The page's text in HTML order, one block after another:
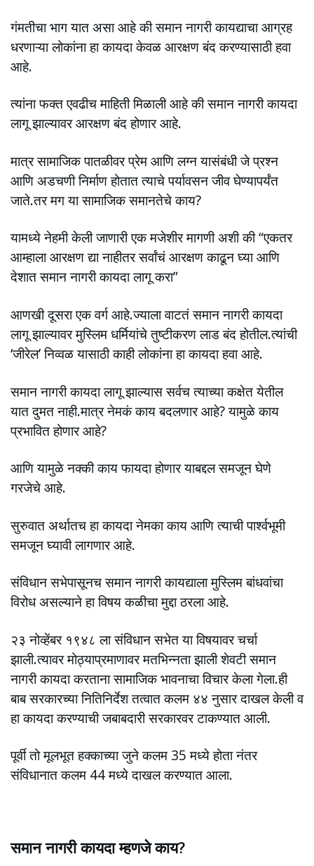
गंमतीचा भाग यात असा आहे की समान नागरी कायद्याचा आग्रह
धरणाऱ्या लोकांना हा कायदा केवळ आरक्षण बंद करण्यासाठी हवा
आहे.
त्यांना फक्त एवढीच माहिती मिळाली आहे की समान नागरी कायदा
लागू झाल्यावर आरक्षण बंद होणार आहे.
मात्र सामाजिक पातळीवर प्रेम आणि लग्न यासंबंधी जे प्रश्न
आणि अडचणी निर्माण होतात त्याचे पर्यावसन जीव घेण्यापर्यंत
जाते.तर मग या सामाजिक समानतेचे काय?
यामध्ये नेहमी केली जाणारी एक मजेशीर मागणी अशी की “एकतर
आम्हाला आरक्षण द्या नाहीतर सर्वांचं आरक्षण काढून घ्या आणि
देशात समान नागरी कायदा लागू करा”
आणखी दूसरा एक वर्ग आहे.ज्याला वाटतं समान नागरी कायदा
लागू झाल्यावर मुस्लिम धर्मियांचे तुष्टीकरण लाड बंद होतील.त्यांची
‘जीरेल’ निव्वळ यासाठी काही लोकांना हा कायदा हवा आहे.
समान नागरी कायदा लागू झाल्यास सर्वच त्याच्या कक्षेत येतील
यात दुमत नाही.मात्र नेमकं काय बदलणार आहे? यामुळे काय
प्रभावित होणार आहे?
आणि यामुळे नक्की काय फायदा होणार याबद्दल समजून घेणे
गरजेचे आहे.
सुरुवात अर्थातच हा कायदा नेमका काय आणि त्याची पार्श्वभूमी
समजून घ्यावी लागणार आहे.
संविधान सभेपासूनच समान नागरी कायद्याला मुस्लिम बांधवांचा
विरोध असल्याने हा विषय कळीचा मुद्दा ठरला आहे.
२३ नोव्हेंबर १९४८ ला संविधान सभेत या विषयावर चर्चा
झाली.त्यावर मोठ्याप्रमाणावर मतभिन्नता झाली शेवटी समान
नागरी कायदा करताना सामाजिक भावनाचा विचार केला गेला.ही
बाब सरकारच्या नितिनिर्देश तत्वात कलम ४४ नुसार दाखल केली व
हा कायदा करण्याची जबाबदारी सरकारवर टाकण्यात आली.
पूर्वी तो मूलभूत हक्काच्या जुने कलम 35 मध्ये होता नंतर
संविधानात कलम 44 मध्ये दाखल करण्यात आला.
समान नागरी कायदा म्हणजे काय?